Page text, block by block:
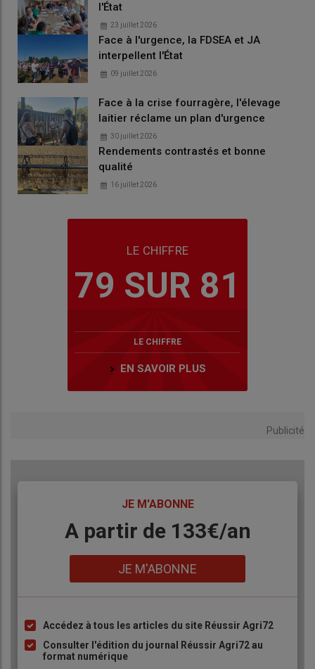
l'État
23 juillet 2026
Face à l'urgence, la FDSEA et JA
interpellent l'État
09 juillet 2026
Face à la crise fourragère, l'élevage
laitier réclame un plan d'urgence
30 juillet 2026
Rendements contrastés et bonne
qualité
16 juillet 2026
LE CHIFFRE
79 SUR 81
LE CHIFFRE
EN SAVOIR PLUS
Publicité
JE M'ABONNE
BodyA partir de 133€/an
JE M'ABONNE
Liste
à
puce
Accédez à tous les articles du site Réussir Agri72
Consulter l'édition du journal Réussir Agri72 au
format numérique